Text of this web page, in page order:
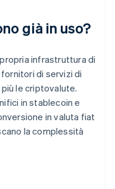
già in uso?
infrastruttura di
di servizi di
le criptovalute.
in stablecoin e
in valuta fiat
la complessità